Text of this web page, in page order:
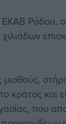
ΕΚΑΒ Ρόδου,
μισθούς,
κράτος και
που